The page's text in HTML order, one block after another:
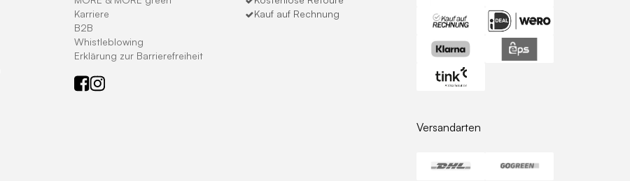
Karriere
B2B
Whistleblowing
Erklärung zur Barrierefreiheit
Kauf auf Rechnung
Versandarten